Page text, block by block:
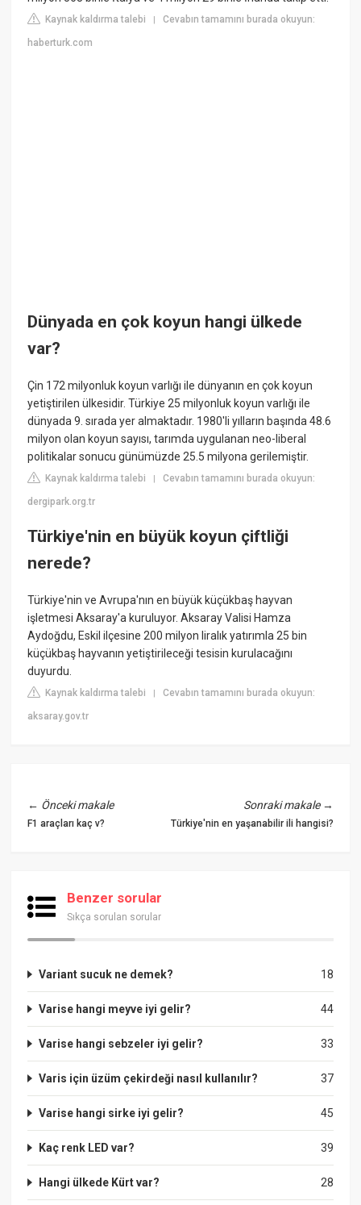
Kaynak kaldırma talebi |Cevabın tamamını burada okuyun:
haberturk.com
Dünyada en çok koyun hangi ülkede
var?
Çin 172 milyonluk koyun varlığı ile dünyanın en çok koyun
yetiştirilen ülkesidir. Türkiye 25 milyonluk koyun varlığı ile
dünyada 9. sırada yer almaktadır. 1980'li yılların başında 48.6
milyon olan koyun sayısı, tarımda uygulanan neo-liberal
politikalar sonucu günümüzde 25.5 milyona gerilemiştir.
Kaynak kaldırma talebi |Cevabın tamamını burada okuyun:
dergipark.org.tr
Türkiye'nin en büyük koyun çiftliği
nerede?
Türkiye'nin ve Avrupa'nın en büyük küçükbaş hayvan
işletmesi Aksaray'a kuruluyor. Aksaray Valisi Hamza
Aydoğdu, Eskil ilçesine 200 milyon liralık yatırımla 25 bin
küçükbaş hayvanın yetiştirileceği tesisin kurulacağını
duyurdu.
Kaynak kaldırma talebi |Cevabın tamamını burada okuyun:
aksaray.gov.tr
← Önceki makale
F1 araçları kaç v?
Sonraki makale→
Türkiye'nin en yaşanabilir ili hangisi?
Benzer sorular
Sıkça sorulan sorular
18
Variant sucuk ne demek?
44
Varise hangi meyve iyi gelir?
33
Varise hangi sebzeler iyi gelir?
37
Varis için üzüm çekirdeği nasıl kullanılır?
45
Varise hangi sirke iyi gelir?
39
Kaç renk LED var?
28
Hangi ülkede Kürt var?